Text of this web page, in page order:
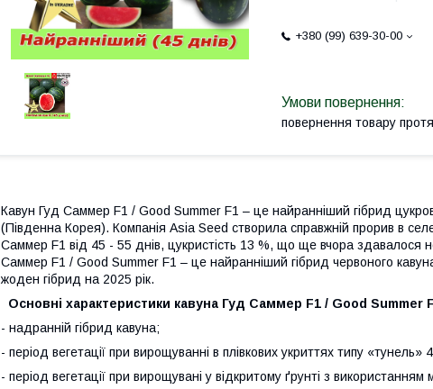
+380 (99) 639-30-00
повернення товару
Кавун Гуд Саммер F1 / Good Summer F1 – це найранніший гібрид
(Південна Корея). Компанія Asia Seed створила справжній прорив в
Саммер F1 від 45 - 55 днів, цукристість 13 %, що ще вчора здавалося
Саммер F1 / Good Summer F1 – це найранніший гібрид червоного
жоден гібрид на 2025 рік.
Основні характеристики кавуна Гуд Саммер F1 / Good Summer
- надранній гібрид кавуна;
- період вегетації при вирощуванні в плівкових укриттях типу
- період вегетації при вирощувані у відкритому ґрунті з